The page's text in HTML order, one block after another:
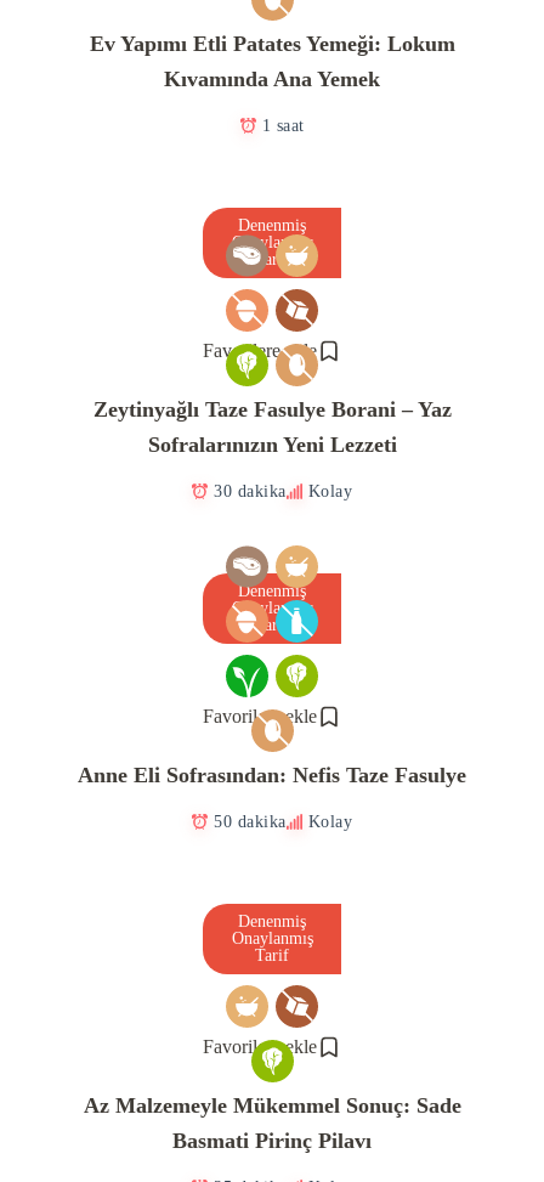
Ev Yapımı Etli Patates Yemeği: Lokum
Kıvamında Ana Yemek
1 saat
Favorilere ekle
Denenmiş
Onaylanmış
Tarif
Zeytinyağlı Taze Fasulye Borani – Yaz
Sofralarınızın Yeni Lezzeti
30 dakika Kolay
Favorilere ekle
Denenmiş
Onaylanmış
Tarif
Anne Eli Sofrasından: Nefis Taze Fasulye
50 dakika Kolay
Favorilere ekle
Denenmiş
Onaylanmış
Tarif
Az Malzemeyle Mükemmel Sonuç: Sade
Basmati Pirinç Pilavı